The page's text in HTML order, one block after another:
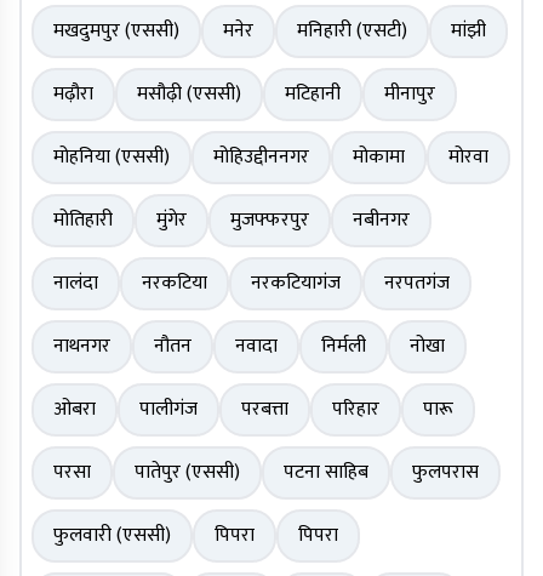
मखदुमपुर (एससी)
मनेर मनिहारी (एसटी)
मांझी
मढ़ौरा
मसौढ़ी (एससी) मटिहानी
मीनापुर
मोहनिया (एससी)
मोहिउद्दीननगर मोकामा
मोरवा
मोतिहारी
मुंगेर मुजफ्फरपुर
नबीनगर
नालंदा
नरकटिया नरकटियागंज
नरपतगंज
नाथनगर
नौतन नवादा निर्मली
नोखा
ओबरा
पालीगंज परबत्ता परिहार
पारू
परसा
पातेपुर (एससी) पटना साहिब
फुलपरास
फुलवारी (एससी)
पिपरा पिपरा